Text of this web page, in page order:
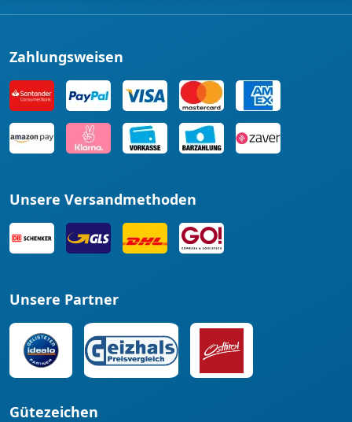
Zahlungsweisen
Unsere Versandmethoden
Unsere Partner
Gütezeichen